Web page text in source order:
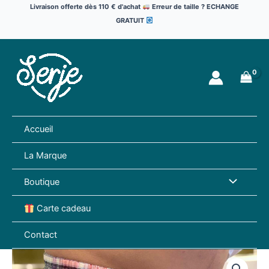
Livraison offerte dès 110 € d'achat
Erreur de taille ? ECHANGE
GRATUIT
Accueil
La Marque
Boutique
Carte cadeau
Contact
quantité